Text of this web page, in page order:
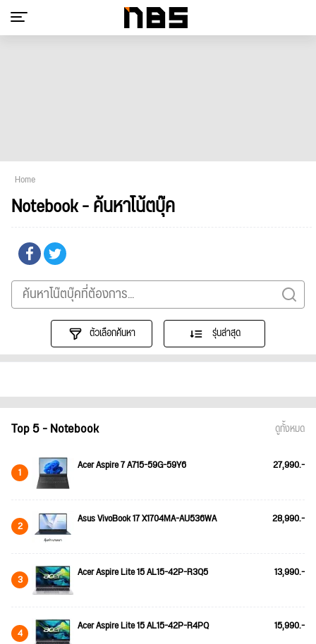
Home
Notebook - ค้นหาโน้ตบุ๊ค
ตัวเลือกค้นหา รุ่นล่าสุด
Top 5 - Notebook ดูทั้งหมด
1 Acer Aspire 7 A715-59G-59Y6 27,990.-
2 Asus VivoBook 17 X1704MA-AU536WA 28,990.-
3 Acer Aspire Lite 15 AL15-42P-R3Q5 13,990.-
4 Acer Aspire Lite 15 AL15-42P-R4PQ 15,990.-